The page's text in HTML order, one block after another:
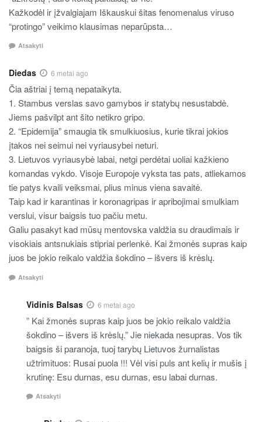
Kažkodėl ir įžvalgiajam Iškauskui šitas fenomenalus viruso
“protingo” veikimo klausimas neparūpsta…
Atsakyti
Diedas 6 metai ago
Čia aštriai į temą nepataikyta.
1. Stambus verslas savo gamybos ir statybų nesustabdė.
Jiems pašvilpt ant šito netikro gripo.
2. “Epidemija” smaugia tik smulkiuosius, kurie tikrai jokios
įtakos nei seimui nei vyriausybei neturi.
3. Lietuvos vyriausybė labai, netgi perdėtai uoliai kažkieno
komandas vykdo. Visoje Europoje vyksta tas pats, atliekamos
tie patys kvaili veiksmai, plius minus viena savaitė.
Taip kad ir karantinas ir koronagripas ir apribojimai smulkiam
verslui, visur baigsis tuo pačiu metu.
Galiu pasakyt kad mūsų mentovska valdžia su draudimais ir
visokiais antsnukiais stipriai perlenkė. Kai žmonės supras kaip
juos be jokio reikalo valdžia šokdino – išvers iš krėslų.
Atsakyti
Vidinis Balsas 6 metai ago
” Kai žmonės supras kaip juos be jokio reikalo valdžia
šokdino – išvers iš krėslų.” Jie niekada nesupras. Vos tik
baigsis ši paranoja, tuoj tarybų Lietuvos žurnalistas
užtrimituos: Rusai puola !!! Vėl visi puls ant kelių ir mušis į
krutinę: Esu durnas, esu durnas, esu labai durnas.
Atsakyti